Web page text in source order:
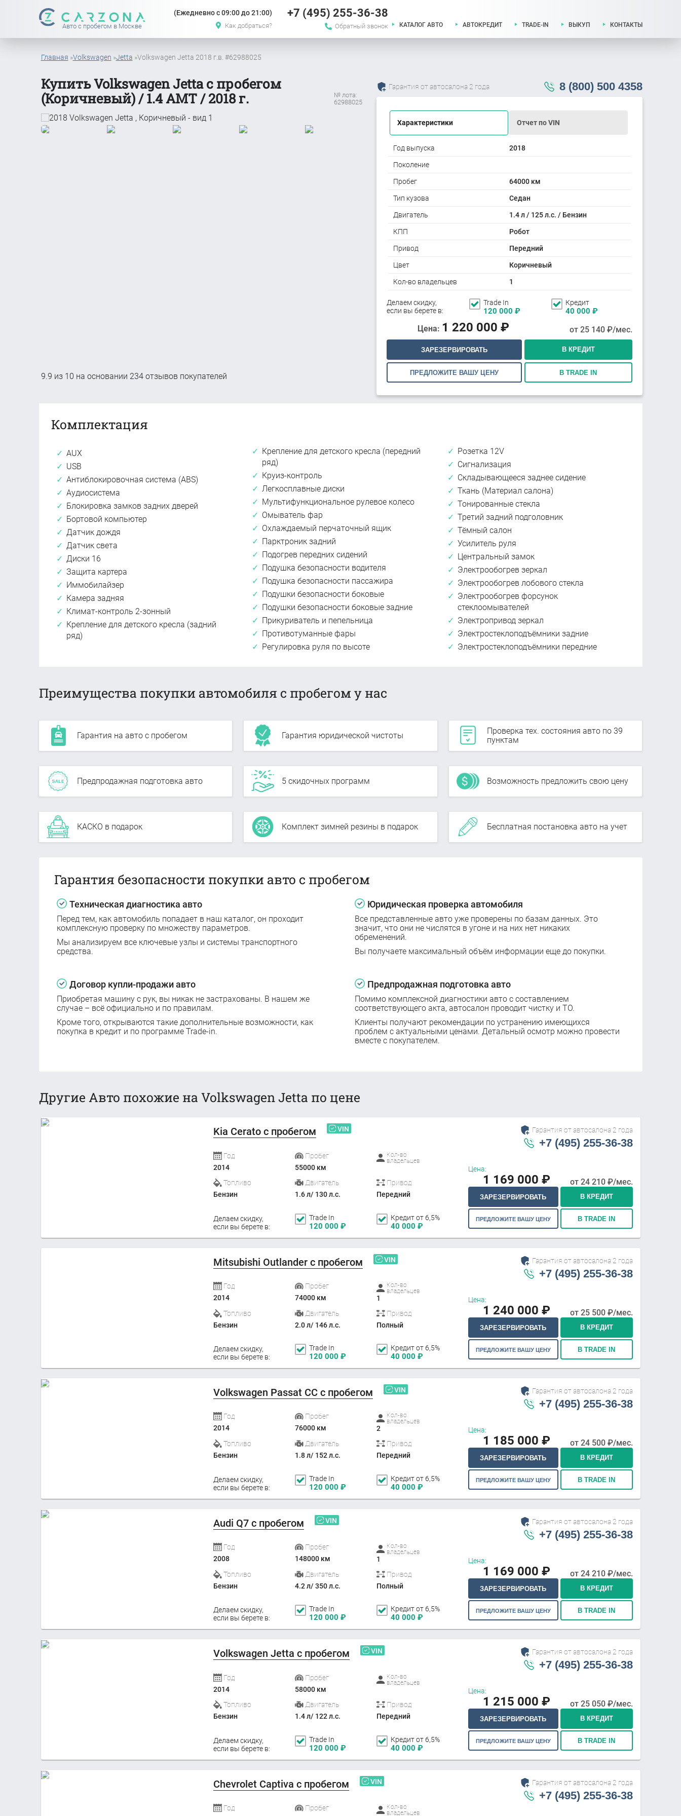
Авто с пробегом в Москве
(Ежедневно с 09:00 до 21:00)
Как добраться?
+7 (495) 255-36-38
Обратный звонок КАТАЛОГ АВТО АВТОКРЕДИТ TRADE-IN ВЫКУП КОНТАКТЫ
Главная »Volkswagen »Jetta »Volkswagen Jetta 2018 г.в. #62988025
Купить Volkswagen Jetta с пробегом
(Коричневый) / 1.4 АМТ / 2018 г.
№ лота:
62988025
9.9 из 10 на основании 234отзывов покупателей
Гарантия от автосалона 2 года 8 (800) 500 4358
Характеристики Отчет по VIN
Год выпуска 2018
Поколение
Пробег 64000 км
Тип кузова Седан
Двигатель 1.4 л / 125 л.с. / Бензин
КПП Робот
Привод Передний
Цвет Коричневый
Кол-во владельцев 1
Делаем скидку,
если вы берете в:
Trade In
120 000 ₽
Кредит
40 000 ₽
Цена: 1 220 000 ₽ от 25 140₽/мес.
ЗАРЕЗЕРВИРОВАТЬ В КРЕДИТ
ПРЕДЛОЖИТЕ ВАШУ ЦЕНУ В TRADE IN
Комплектация
AUX
USB
Антиблокировочная система (ABS)
Аудиосистема
Блокировка замков задних дверей
Бортовой компьютер
Датчик дождя
Датчик света
Диски 16
Защита картера
Иммобилайзер
Камера задняя
Климат-контроль 2-зонный
Крепление для детского кресла (задний
ряд)
Крепление для детского кресла (передний
ряд)
Круиз-контроль
Легкосплавные диски
Мультифункциональное рулевое колесо
Омыватель фар
Охлаждаемый перчаточный ящик
Парктроник задний
Подогрев передних сидений
Подушка безопасности водителя
Подушка безопасности пассажира
Подушки безопасности боковые
Подушки безопасности боковые задние
Прикуриватель и пепельница
Противотуманные фары
Регулировка руля по высоте
Розетка 12V
Сигнализация
Складывающееся заднее сидение
Ткань (Материал салона)
Тонированные стекла
Третий задний подголовник
Тёмный салон
Усилитель руля
Центральный замок
Электрообогрев зеркал
Электрообогрев лобового стекла
Электрообогрев форсунок
стеклоомывателей
Электропривод зеркал
Электростеклоподъёмники задние
Электростеклоподъёмники передние
Преимущества покупки автомобиля с пробегом у нас
Гарантия на авто с пробегом Гарантия юридической чистоты
Проверка тех. состояния авто по 39
пунктам
Предпродажная подготовка авто 5 скидочных программ Возможность предложить свою цену
КАСКО в подарок Комплект зимней резины в подарок Бесплатная постановка авто на учет
Гарантия безопасности покупки авто с пробегом
Техническая диагностика авто
Перед тем, как автомобиль попадает в наш каталог, он проходит
комплексную проверку по множеству параметров.
Мы анализируем все ключевые узлы и системы транспортного
средства.
Юридическая проверка автомобиля
Все представленные авто уже проверены по базам данных. Это
значит, что они не числятся в угоне и на них нет никаких
обременений.
Вы получаете максимальный объём информации еще до покупки.
Договор купли-продажи авто
Приобретая машину с рук, вы никак не застрахованы. В нашем же
случае – всё официально и по правилам.
Кроме того, открываются такие дополнительные возможности, как
покупка в кредит и по программе Trade-in.
Предпродажная подготовка авто
Помимо комплексной диагностики авто с составлением
соответствующего акта, автосалон проводит чистку и ТО.
Клиенты получают рекомендации по устранению имеющихся
проблем с актуальными ценами. Детальный осмотр можно провести
вместе с покупателем.
Другие Авто похожие на Volkswagen Jetta по цене
Kia Cerato с пробегом VIN
Год
2014
Пробег
55000 км
Кол-во
владельцев
Топливо
Бензин
Двигатель
1.6 л/ 130 л.с.
Привод
Передний
Делаем скидку,
если вы берете в:
Trade In
120 000 ₽
Кредит от 6,5%
40 000 ₽
Гарантия от автосалона 2 года
+7 (495) 255-36-38
Цена:
1 169 000 ₽ от 24 210₽/мес.
ЗАРЕЗЕРВИРОВАТЬ В КРЕДИТ
ПРЕДЛОЖИТЕ ВАШУ ЦЕНУ В TRADE IN
Mitsubishi Outlander с пробегом VIN
Год
2014
Пробег
74000 км
Кол-во
владельцев
1
Топливо
Бензин
Двигатель
2.0 л/ 146 л.с.
Привод
Полный
Делаем скидку,
если вы берете в:
Trade In
120 000 ₽
Кредит от 6,5%
40 000 ₽
Гарантия от автосалона 2 года
+7 (495) 255-36-38
Цена:
1 240 000 ₽ от 25 500₽/мес.
ЗАРЕЗЕРВИРОВАТЬ В КРЕДИТ
ПРЕДЛОЖИТЕ ВАШУ ЦЕНУ В TRADE IN
Volkswagen Passat CC с пробегом VIN
Год
2014
Пробег
76000 км
Кол-во
владельцев
2
Топливо
Бензин
Двигатель
1.8 л/ 152 л.с.
Привод
Передний
Делаем скидку,
если вы берете в:
Trade In
120 000 ₽
Кредит от 6,5%
40 000 ₽
Гарантия от автосалона 2 года
+7 (495) 255-36-38
Цена:
1 185 000 ₽ от 24 500₽/мес.
ЗАРЕЗЕРВИРОВАТЬ В КРЕДИТ
ПРЕДЛОЖИТЕ ВАШУ ЦЕНУ В TRADE IN
Audi Q7 с пробегом VIN
Год
2008
Пробег
148000 км
Кол-во
владельцев
1
Топливо
Бензин
Двигатель
4.2 л/ 350 л.с.
Привод
Полный
Делаем скидку,
если вы берете в:
Trade In
120 000 ₽
Кредит от 6,5%
40 000 ₽
Гарантия от автосалона 2 года
+7 (495) 255-36-38
Цена:
1 169 000 ₽ от 24 210₽/мес.
ЗАРЕЗЕРВИРОВАТЬ В КРЕДИТ
ПРЕДЛОЖИТЕ ВАШУ ЦЕНУ В TRADE IN
Volkswagen Jetta с пробегом VIN
Год
2014
Пробег
58000 км
Кол-во
владельцев
Топливо
Бензин
Двигатель
1.4 л/ 122 л.с.
Привод
Передний
Делаем скидку,
если вы берете в:
Trade In
120 000 ₽
Кредит от 6,5%
40 000 ₽
Гарантия от автосалона 2 года
+7 (495) 255-36-38
Цена:
1 215 000 ₽ от 25 050₽/мес.
ЗАРЕЗЕРВИРОВАТЬ В КРЕДИТ
ПРЕДЛОЖИТЕ ВАШУ ЦЕНУ В TRADE IN
Chevrolet Captiva с пробегом VIN
Год
Пробег
Кол-во
владельцев
Гарантия от автосалона 2 года
+7 (495) 255-36-38